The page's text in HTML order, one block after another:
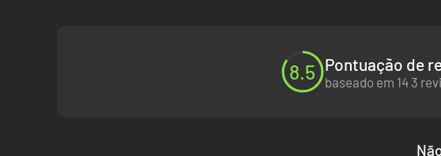
8.5 Pontuação de
baseado em 14 3